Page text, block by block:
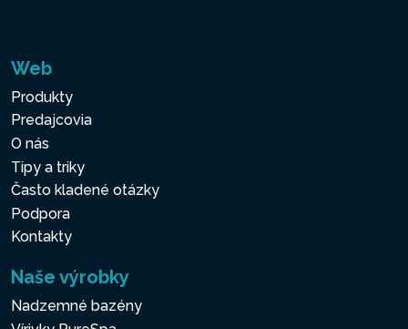
Web
Produkty
Predajcovia
O nás
Tipy a triky
Často kladené otázky
Podpora
Kontakty
Naše výrobky
Nadzemné bazény